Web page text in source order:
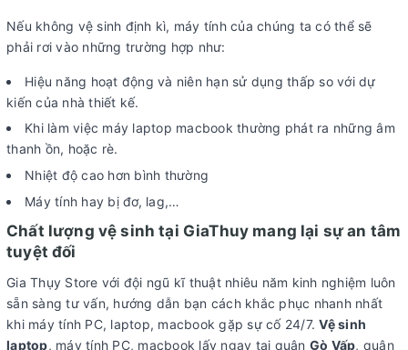
Nếu không vệ sinh định kì, máy tính của chúng ta có thể sẽ
phải rơi vào những trường hợp như:
Hiệu năng hoạt động và niên hạn sử dụng thấp so với dự
kiến của nhà thiết kế.
Khi làm việc máy laptop macbook thường phát ra những âm
thanh ồn, hoặc rè.
Nhiệt độ cao hơn bình thường
Máy tính hay bị đơ, lag,…
Chất lượng vệ sinh tại GiaThuy mang lại sự an tâm
tuyệt đối
Gia Thụy Store với đội ngũ kĩ thuật nhiêu năm kinh nghiệm luôn
sẵn sàng tư vấn, hướng dẫn bạn cách khắc phục nhanh nhất
khi máy tính PC, laptop, macbook gặp sự cố 24/7.Vệ sinh
laptop, máy tính PC, macbook lấy ngay tại quận Gò Vấp, quận